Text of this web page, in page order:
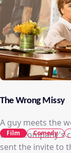
The Wrong Missy
A guy meets the
to his company's
sent the invite to
Film Comedy